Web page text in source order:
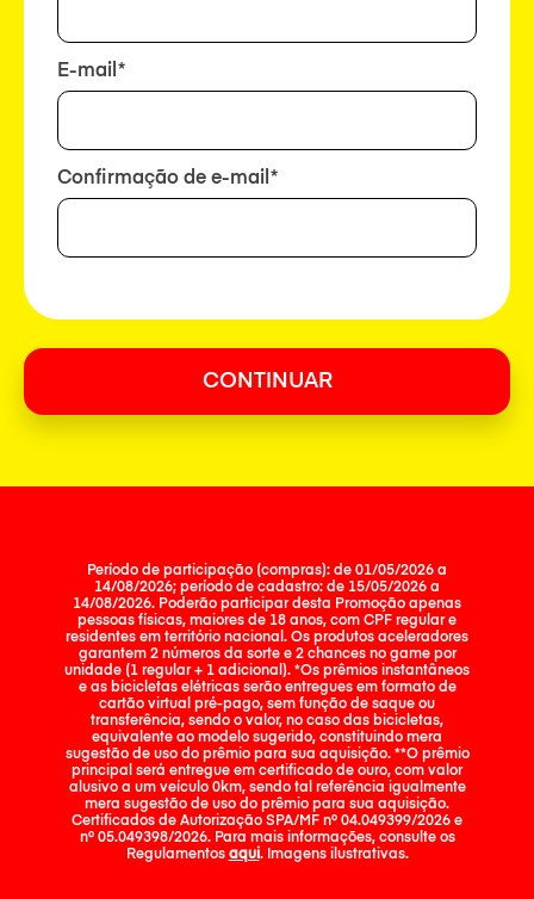
E-mail
Confirmação de e-mail
CONTINUAR
Período de participação (compras): de 01/05/2026 a
14/08/2026; período de cadastro: de 15/05/2026 a
14/08/2026. Poderão participar desta Promoção apenas
pessoas físicas, maiores de 18 anos, com CPF regular e
residentes em território nacional. Os produtos aceleradores
garantem 2 números da sorte e 2 chances no game por
unidade (1 regular + 1 adicional). *Os prêmios instantâneos
e as bicicletas elétricas serão entregues em formato de
cartão virtual pré-pago, sem função de saque ou
transferência, sendo o valor, no caso das bicicletas,
equivalente ao modelo sugerido, constituindo mera
sugestão de uso do prêmio para sua aquisição. **O prêmio
principal será entregue em certificado de ouro, com valor
alusivo a um veículo 0km, sendo tal referência igualmente
mera sugestão de uso do prêmio para sua aquisição.
Certificados de Autorização SPA/MF nº 04.049399/2026 e
nº 05.049398/2026. Para mais informações, consulte os
Regulamentos aqui. Imagens ilustrativas.